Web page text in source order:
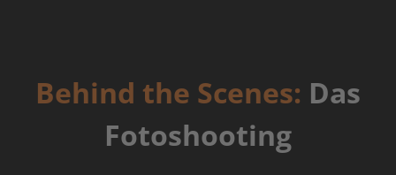
Behind the Scenes: Das
Fotoshooting